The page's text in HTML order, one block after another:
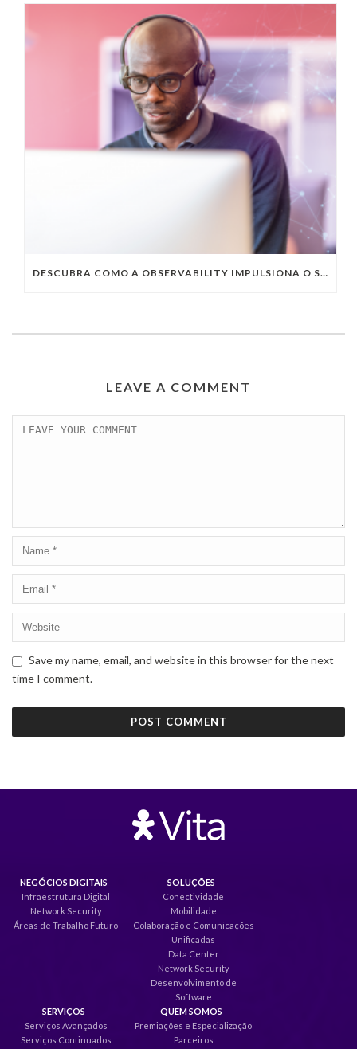
DESCUBRA COMO A OBSERVABILITY IMPULSIONA O SUCESSO DO SEU NEGÓCIO
LEAVE A COMMENT
Save my name, email, and website in this browser for the next
time I comment.
NEGÓCIOS DIGITAIS
Infraestrutura Digital
Network Security
Áreas de Trabalho Futuro
SOLUÇÕES
Conectividade
Mobilidade
Colaboração e Comunicações
Unificadas
Data Center
Network Security
Desenvolvimento de
Software
SERVIÇOS
Serviços Avançados
Serviços Continuados
QUEM SOMOS
Premiações e Especialização
Parceiros